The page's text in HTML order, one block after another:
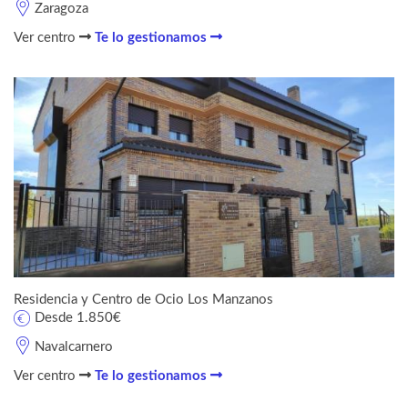
Zaragoza
Ver centro Te lo gestionamos
Residencia y Centro de Ocio Los Manzanos
Navalcarnero
Desde 1.850€
Ver centro Te lo gestionamos